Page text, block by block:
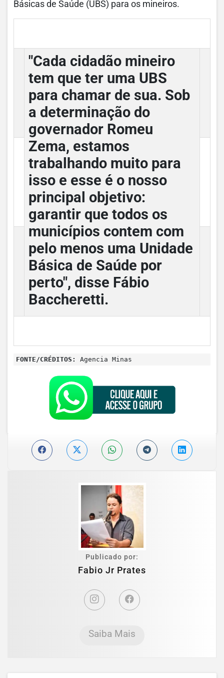
Básicas de Saúde (UBS) para os mineiros.
"Cada cidadão mineiro
tem que ter uma UBS
para chamar de sua. Sob
a determinação do
governador Romeu
Zema, estamos
trabalhando muito para
isso e esse é o nosso
principal objetivo:
garantir que todos os
municípios contem com
pelo menos uma Unidade
Básica de Saúde por
perto", disse Fábio
Baccheretti.
FONTE/CRÉDITOS: Agencia Minas
Publicado por:
Fabio Jr Prates
Saiba Mais